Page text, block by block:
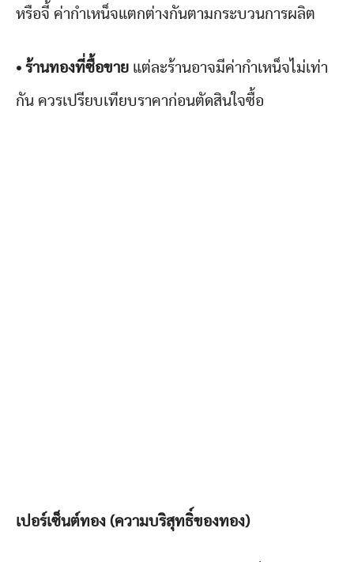
หรือจี้ ค่ากำเหน็จแตกต่างกันตามกระบวนการผลิต
• ร้านทองที่ซื้อขาย แต่ละร้านอาจมีค่ากำเหน็จไม่เท่า
กัน ควรเปรียบเทียบราคาก่อนตัดสินใจซื้อ
เปอร์เซ็นต์ทอง (ความบริสุทธิ์ของทอง)